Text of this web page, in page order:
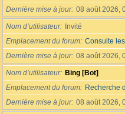
Dernière mise à jour 08 août 2026,
Nom d’utilisateur
Invité
Emplacement du forum Consulte
Dernière mise à jour 08 août 2026,
Nom d’utilisateur
Bing [Bot]
Emplacement du forum
Recherche
Dernière mise à jour 08 août 2026,